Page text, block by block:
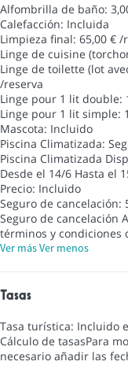
Alfombrilla de baño:
Calefacción: Incluida
Limpieza final: 65,00 € /
Linge de cuisine
Linge de toilette (lot
/reserva
Linge pour 1 lit double:
Linge pour 1 lit simple:
Mascota: Incluido
Piscina Climatizada:
Piscina Climatizada
Desde el 14/6 Hasta el
Precio: Incluido
Seguro de cancelación:
Seguro de cancelación
términos y condiciones
Ver másVer menos
Tasas
Tasa turística: Incluido
Cálculo de tasasPara
necesario añadir las